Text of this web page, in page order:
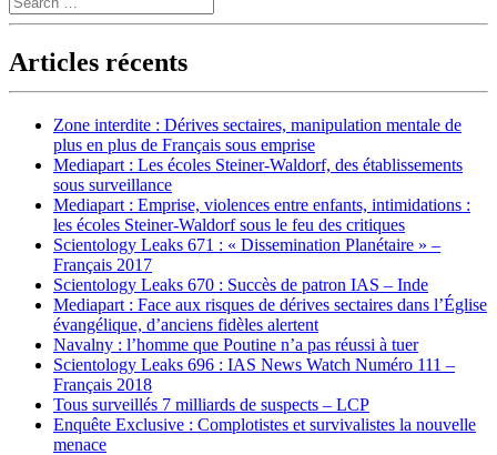
Articles récents
Zone interdite : Dérives sectaires, manipulation mentale de
plus en plus de Français sous emprise
Mediapart : Les écoles Steiner-Waldorf, des établissements
sous surveillance
Mediapart : Emprise, violences entre enfants, intimidations :
les écoles Steiner-Waldorf sous le feu des critiques
Scientology Leaks 671 : « Dissemination Planétaire » –
Français 2017
Scientology Leaks 670 : Succès de patron IAS – Inde
Mediapart : Face aux risques de dérives sectaires dans l’Église
évangélique, d’anciens fidèles alertent
Navalny : l’homme que Poutine n’a pas réussi à tuer
Scientology Leaks 696 : IAS News Watch Numéro 111 –
Français 2018
Tous surveillés 7 milliards de suspects – LCP
Enquête Exclusive : Complotistes et survivalistes la nouvelle
menace